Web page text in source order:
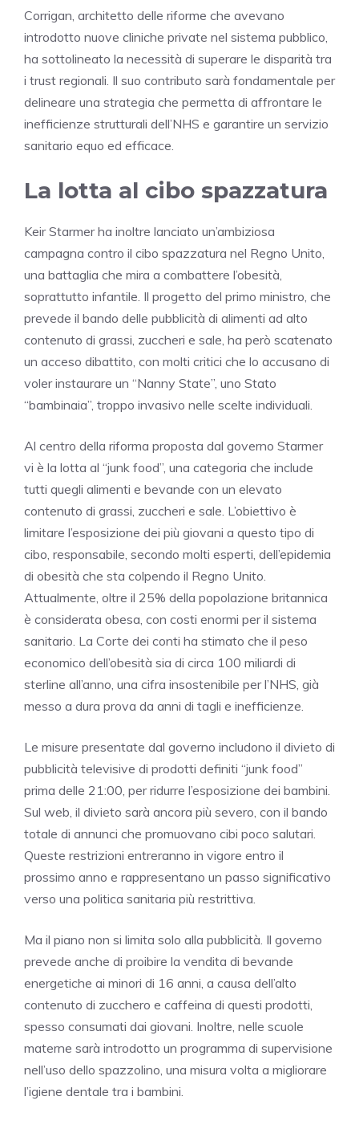
Corrigan, architetto delle riforme che avevano
introdotto nuove cliniche private nel sistema pubblico,
ha sottolineato la necessità di superare le disparità tra
i trust regionali. Il suo contributo sarà fondamentale per
delineare una strategia che permetta di affrontare le
inefficienze strutturali dell’NHS e garantire un servizio
sanitario equo ed efficace.
La lotta al cibo spazzatura
Keir Starmer ha inoltre lanciato un’ambiziosa
campagna contro il cibo spazzatura nel Regno Unito,
una battaglia che mira a combattere l’obesità,
soprattutto infantile. Il progetto del primo ministro, che
prevede il bando delle pubblicità di alimenti ad alto
contenuto di grassi, zuccheri e sale, ha però scatenato
un acceso dibattito, con molti critici che lo accusano di
voler instaurare un “Nanny State”, uno Stato
“bambinaia”, troppo invasivo nelle scelte individuali.
Al centro della riforma proposta dal governo Starmer
vi è la lotta al “junk food”, una categoria che include
tutti quegli alimenti e bevande con un elevato
contenuto di grassi, zuccheri e sale. L’obiettivo è
limitare l’esposizione dei più giovani a questo tipo di
cibo, responsabile, secondo molti esperti, dell’epidemia
di obesità che sta colpendo il Regno Unito.
Attualmente, oltre il 25% della popolazione britannica
è considerata obesa, con costi enormi per il sistema
sanitario. La Corte dei conti ha stimato che il peso
economico dell’obesità sia di circa 100 miliardi di
sterline all’anno, una cifra insostenibile per l’NHS, già
messo a dura prova da anni di tagli e inefficienze.
Le misure presentate dal governo includono il divieto di
pubblicità televisive di prodotti definiti “junk food”
prima delle 21:00, per ridurre l’esposizione dei bambini.
Sul web, il divieto sarà ancora più severo, con il bando
totale di annunci che promuovano cibi poco salutari.
Queste restrizioni entreranno in vigore entro il
prossimo anno e rappresentano un passo significativo
verso una politica sanitaria più restrittiva.
Ma il piano non si limita solo alla pubblicità. Il governo
prevede anche di proibire la vendita di bevande
energetiche ai minori di 16 anni, a causa dell’alto
contenuto di zucchero e caffeina di questi prodotti,
spesso consumati dai giovani. Inoltre, nelle scuole
materne sarà introdotto un programma di supervisione
nell’uso dello spazzolino, una misura volta a migliorare
l’igiene dentale tra i bambini.